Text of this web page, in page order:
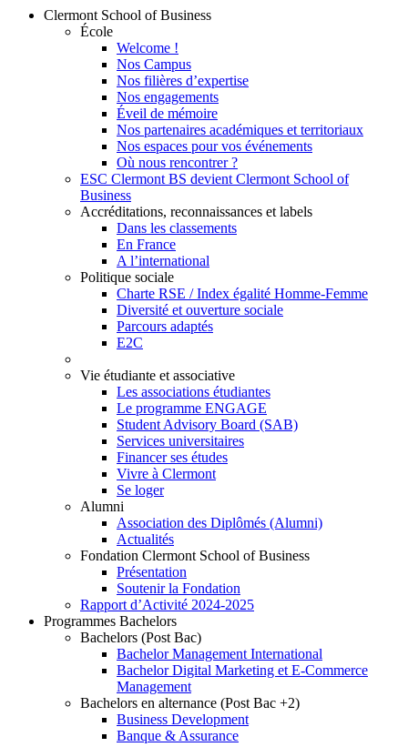
Clermont School of Business
École
Welcome !
Nos Campus
Nos filières d’expertise
Nos engagements
Éveil de mémoire
Nos partenaires académiques et territoriaux
Nos espaces pour vos événements
Où nous rencontrer ?
ESC Clermont BS devient Clermont School of
Business
Accréditations, reconnaissances et labels
Dans les classements
En France
A l’international
Politique sociale
Charte RSE / Index égalité Homme-Femme
Diversité et ouverture sociale
Parcours adaptés
E2C
Vie étudiante et associative
Les associations étudiantes
Le programme ENGAGE
Student Advisory Board (SAB)
Services universitaires
Financer ses études
Vivre à Clermont
Se loger
Alumni
Association des Diplômés (Alumni)
Actualités
Fondation Clermont School of Business
Présentation
Soutenir la Fondation
Rapport d’Activité 2024-2025
Programmes Bachelors
Bachelors (Post Bac)
Bachelor Management International
Bachelor Digital Marketing et E-Commerce
Management
Bachelors en alternance (Post Bac +2)
Business Development
Banque & Assurance